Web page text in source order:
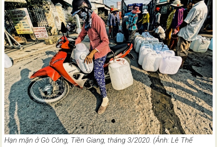
Hạn mặn ở Gò Công, Tiền Giang, tháng 3/2020. (Ảnh: Lê Thế